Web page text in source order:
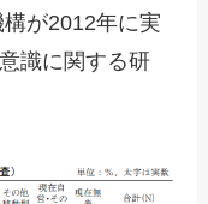
が2012年に実
識に関する研